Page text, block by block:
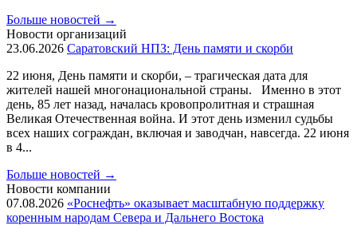
Больше новостей →
Новости организаций
23.06.2026 Саратовский НПЗ: День памяти и скорби
22 июня, День памяти и скорби, – трагическая дата для
жителей нашей многонациональной страны. Именно в этот
день, 85 лет назад, началась кровопролитная и страшная
Великая Отечественная война. И этот день изменил судьбы
всех наших сограждан, включая и заводчан, навсегда. 22 июня
в 4...
Больше новостей →
Новости компании
07.08.2026 «Роснефть» оказывает масштабную поддержку
коренным народам Севера и Дальнего Востока